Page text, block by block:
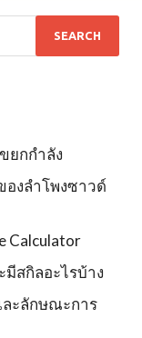
ยกกำลัง
งลำโพงซาวด์
Calculator
มีสกิลอะไรบ้าง
ะลักษณะการ